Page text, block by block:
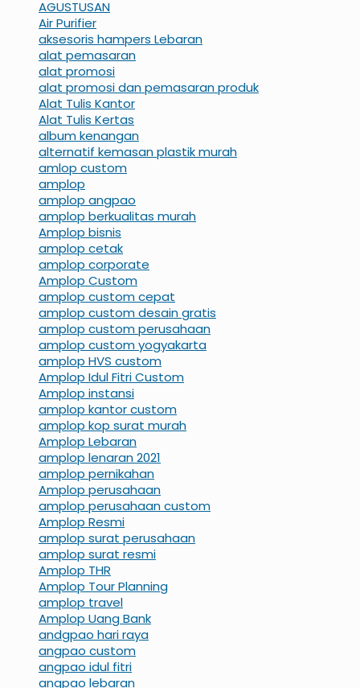
AGUSTUSAN
Air Purifier
aksesoris hampers Lebaran
alat pemasaran
alat promosi
alat promosi dan pemasaran produk
Alat Tulis Kantor
Alat Tulis Kertas
album kenangan
alternatif kemasan plastik murah
amlop custom
amplop
amplop angpao
amplop berkualitas murah
Amplop bisnis
amplop cetak
amplop corporate
Amplop Custom
amplop custom cepat
amplop custom desain gratis
amplop custom perusahaan
amplop custom yogyakarta
amplop HVS custom
Amplop Idul Fitri Custom
Amplop instansi
amplop kantor custom
amplop kop surat murah
Amplop Lebaran
amplop lenaran 2021
amplop pernikahan
Amplop perusahaan
amplop perusahaan custom
Amplop Resmi
amplop surat perusahaan
amplop surat resmi
Amplop THR
Amplop Tour Planning
amplop travel
Amplop Uang Bank
andgpao hari raya
angpao custom
angpao idul fitri
angpao lebaran